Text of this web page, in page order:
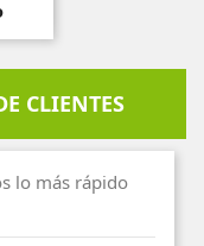
CLIENTES
lo más rápido